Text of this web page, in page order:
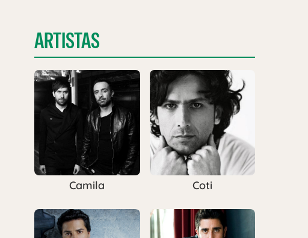
ARTISTAS
Camila Coti